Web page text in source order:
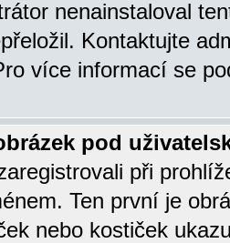
nenainstaloval
Kontaktujte
více informací se
pod
při
Ten první je
nebo kostiček